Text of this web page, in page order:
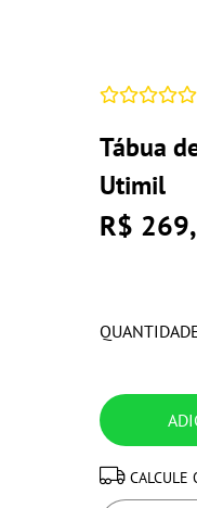
Tábua
Utimil
R$
CALCULE